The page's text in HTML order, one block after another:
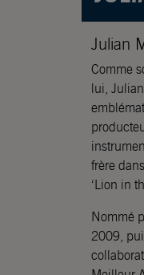
Julian
Comme
lui, Julian
frère
‘Lion in
Nommé
2009,